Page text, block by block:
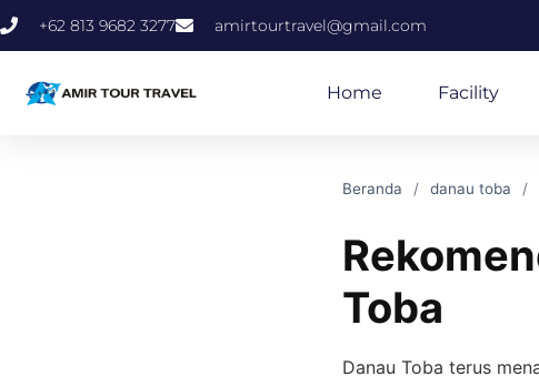
+62 813 9682 3277 amirtourtravel@gmail.com
Home Facility
Beranda danau toba
Toba
Danau Toba terus